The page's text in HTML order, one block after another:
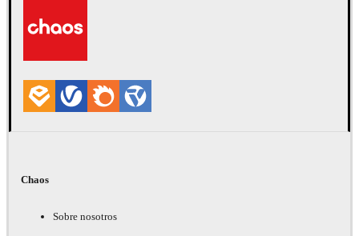
Chaos
Sobre nosotros